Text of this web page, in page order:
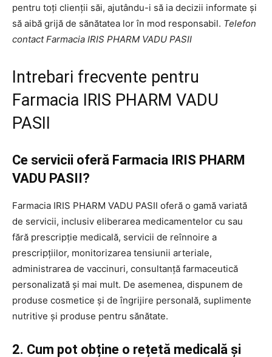
pentru toți clienții săi, ajutându-i să ia decizii informate și
să aibă grijă de sănătatea lor în mod responsabil. Telefon
contact Farmacia IRIS PHARM VADU PASII
Intrebari frecvente pentru
Farmacia IRIS PHARM VADU
PASII
Ce servicii oferă Farmacia IRIS PHARM
VADU PASII?
Farmacia IRIS PHARM VADU PASII oferă o gamă variată
de servicii, inclusiv eliberarea medicamentelor cu sau
fără prescripție medicală, servicii de reînnoire a
prescripțiilor, monitorizarea tensiunii arteriale,
administrarea de vaccinuri, consultanță farmaceutică
personalizată și mai mult. De asemenea, dispunem de
produse cosmetice și de îngrijire personală, suplimente
nutritive și produse pentru sănătate.
2. Cum pot obține o rețetă medicală și